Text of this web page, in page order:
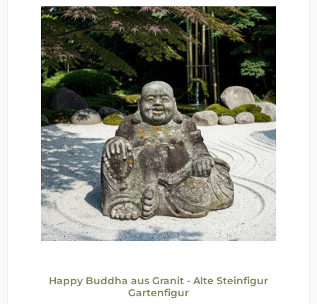
Happy Buddha aus Granit - Alte Steinfigur
Gartenfigur